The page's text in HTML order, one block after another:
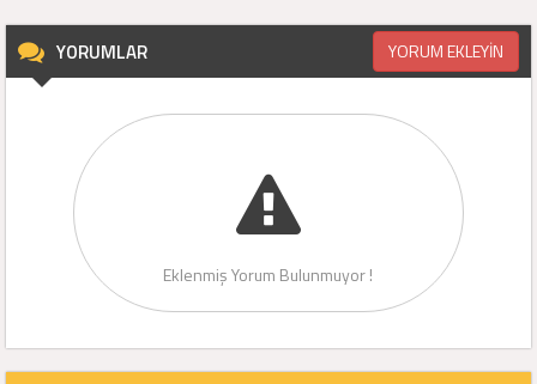
YORUMLAR YORUM EKLEYİN
Eklenmiş Yorum Bulunmuyor !